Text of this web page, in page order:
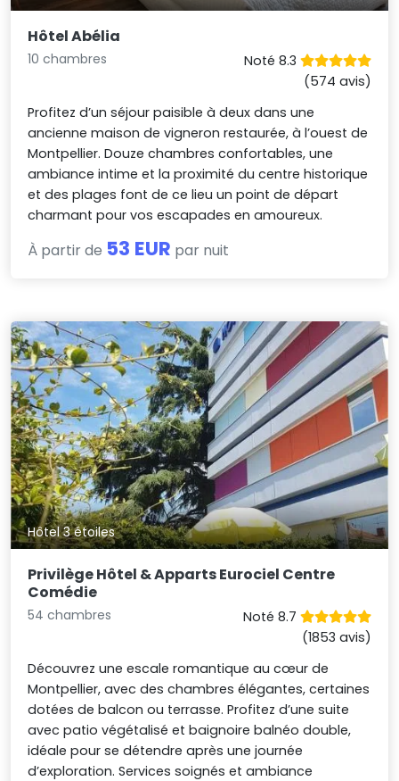
Hôtel Abélia
10 chambres
Noté 8.3
(574 avis)
Profitez d’un séjour paisible à deux dans une
ancienne maison de vigneron restaurée, à l’ouest de
Montpellier. Douze chambres confortables, une
ambiance intime et la proximité du centre historique
et des plages font de ce lieu un point de départ
charmant pour vos escapades en amoureux.
À partir de 53 EUR par nuit
Hôtel 3 étoiles
Privilège Hôtel & Apparts Eurociel Centre
Comédie
54 chambres
Noté 8.7
(1853 avis)
Découvrez une escale romantique au cœur de
Montpellier, avec des chambres élégantes, certaines
dotées de balcon ou terrasse. Profitez d’une suite
avec patio végétalisé et baignoire balnéo double,
idéale pour se détendre après une journée
d’exploration. Services soignés et ambiance